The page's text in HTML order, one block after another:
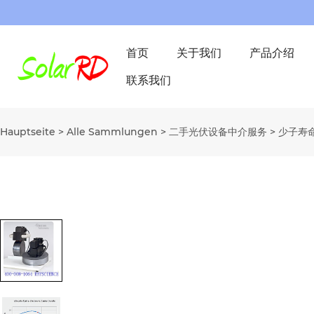
首页 关于我们 产品介绍
联系我们
Hauptseite > Alle Sammlungen > 二手光伏设备中介服务 > 少子寿